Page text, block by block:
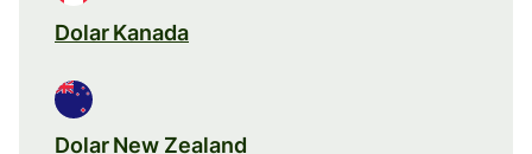
Dolar Kanada
Dolar New Zealand